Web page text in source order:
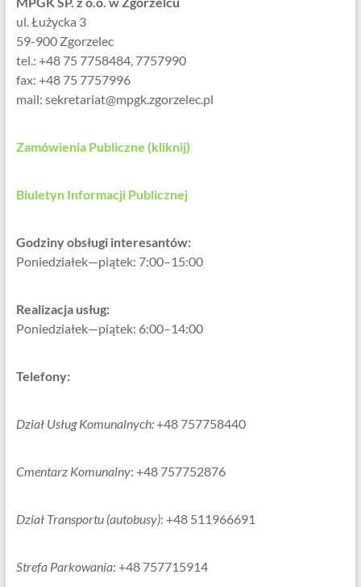
ul. Łużycka 3
59-900 Zgorzelec
tel.: +48 75 7758484, 7757990
fax: +48 75 7757996
mail: sekretariat@mpgk.zgorzelec.pl
Zamówienia Publiczne (kliknij)
Biuletyn Informacji Publicznej
Godziny obsługi interesantów:
Poniedziałek—piątek: 7:00–15:00
Realizacja usług:
Poniedziałek—piątek: 6:00–14:00
Telefony:
Dział Usług Komunalnych:+48 757758440
Cmentarz Komunalny: +48 757752876
Dział Transportu (autobusy): +48 511966691
Strefa Parkowania: +48 757715914